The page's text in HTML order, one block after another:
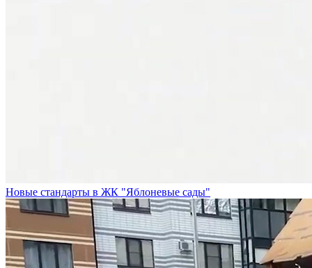
Новые стандарты в ЖК "Яблоневые сады"